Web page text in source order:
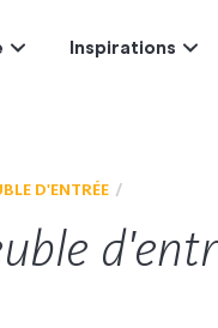
Inspirations
D'ENTRÉE